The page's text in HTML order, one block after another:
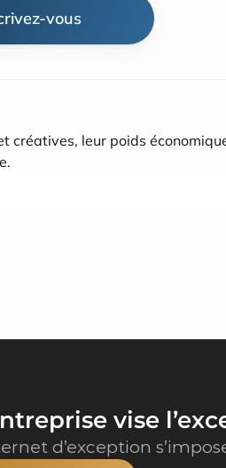
vous
créatives, leur poids
vise
d’exception